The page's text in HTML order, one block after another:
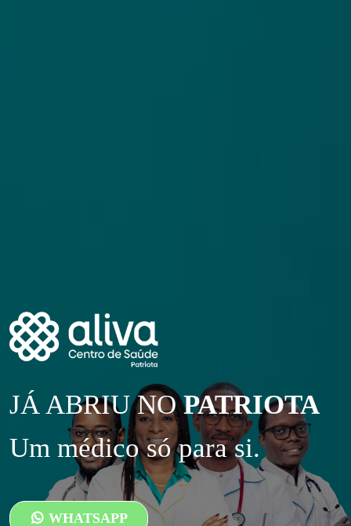
JÁ ABRIU NOPATRIOTA
Um médico só para si.
WHATSAPP